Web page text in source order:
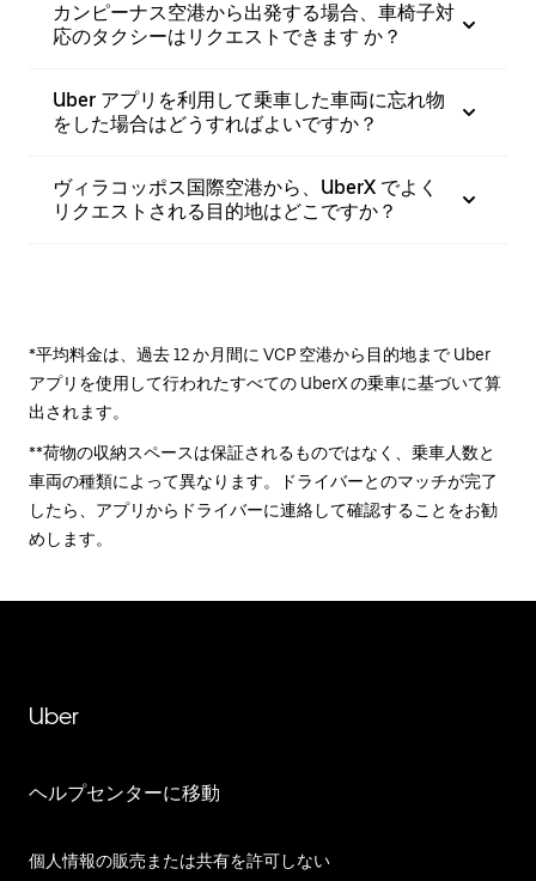
カンピーナス空港から出発する場合、車椅子対
応のタクシーはリクエストできます か？
Uber アプリを利用して乗車した車両に忘れ物
をした場合はどうすればよいですか？
ヴィラコッポス国際空港から、UberX でよく
リクエストされる目的地はどこですか？
*平均料金は、過去 12 か月間に VCP 空港から目的地まで Uber
アプリを使用して行われたすべての UberX の乗車に基づいて算
出されます。
**荷物の収納スペースは保証されるものではなく、乗車人数と
車両の種類によって異なります。ドライバーとのマッチが完了
したら、アプリからドライバーに連絡して確認することをお勧
めします。
Uber
ヘルプセンターに移動
個人情報の販売または共有を許可しない